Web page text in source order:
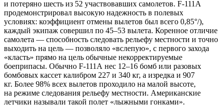
и потеряно шесть из 52 участвовавших самолетов. F-111А
продемонстрировал высокую надежность в полевых
условиях: коэффициент отмены вылетов был всего 0,85°/),
каждый экипаж совершил по 45–53 вылета. Коренное отличие
самолета — способность следовать рельефу местности и точно
выходить на цель — позволяло «вслепую», с первого захода
«класть» прямо на цель обычные некорректируемые
боеприпасы. Обычно F-111А нес 12–16 бомб или разовых
бомбовых кассет калибром 227 и 340 кг, а изредка и 907
кг. Более 98% всех вылетов проходило на малой высоте,
на режиме следования рельефу местности. Американские
летчики называли такой полет «лыжными гонками».